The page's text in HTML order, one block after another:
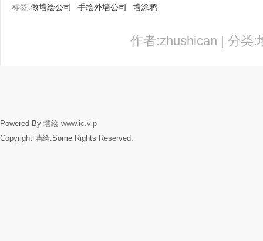
标签:做墙绘公司 手绘外墙公司 墙涂鸦
作者:zhushican | 分类:
Powered By 墙绘 www.ic.vip
Copyright 墙绘.Some Rights Reserved.